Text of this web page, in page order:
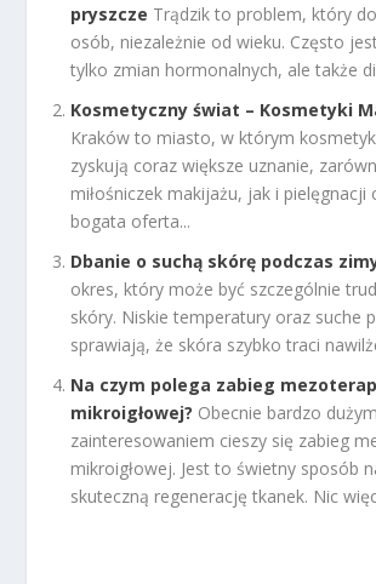
pryszcze Trądzik to problem, który
osób, niezależnie od wieku. Często
tylko zmian hormonalnych, ale także
Kosmetyczny świat – Kosmetyki
Kraków to miasto, w którym
zyskują coraz większe uznanie,
miłośniczek makijażu, jak i pielęgnacji
bogata oferta...
Dbanie o suchą skórę podczas
okres, który może być szczególnie
skóry. Niskie temperatury oraz suche
sprawiają, że skóra szybko traci
Na czym polega zabieg
mikroigłowej? Obecnie bardzo dużym
zainteresowaniem cieszy się zabieg
mikroigłowej. Jest to świetny sposób
skuteczną regenerację tkanek. Nic